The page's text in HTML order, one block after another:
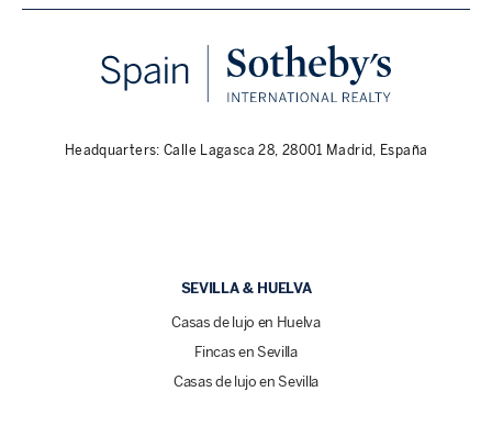
Headquarters: Calle Lagasca 28, 28001 Madrid, España
SEVILLA & HUELVA
Casas de lujo en Huelva
Fincas en Sevilla
Casas de lujo en Sevilla